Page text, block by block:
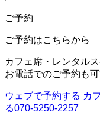
ご予約
ご予約はこちらから
カフェ席・レンタル
お電話でのご予約も可
ウェブで予約する カ
る070-5250-2257